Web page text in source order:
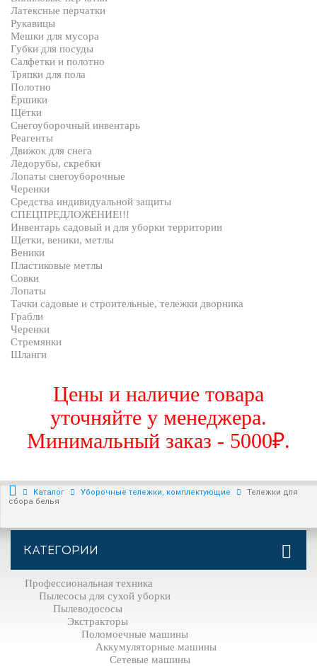
Латексные перчатки
Рукавицы
Мешки для мусора
Губки для посуды
Салфетки и полотно
Тряпки для пола
Полотно
Ёршики
Щётки
Снегоуборочный инвентарь
Реагенты
Движок для снега
Ледорубы, скребки
Лопаты снегоуборочные
Черенки
Средства индивидуальной защиты
СПЕЦПРЕДЛОЖЕНИЕ!!!
Инвентарь садовый и для уборки территории
Щетки, веники, метлы
Веники
Пластиковые метлы
Совки
Лопаты
Тачки садовые и строительные, тележки дворника
Грабли
Черенки
Стремянки
Шланги
Цены и наличие товара
уточняйте у менеджера.
Минимальный заказ - 5000₽.
Каталог Уборочные тележки, комплектующие
Тележки для
сбора белья
КАТЕГОРИИ
Профессиональная техника
Пылесосы для сухой уборки
Пылеводососы
Экстракторы
Поломоечные машины
Аккумуляторные машины
Сетевые машины